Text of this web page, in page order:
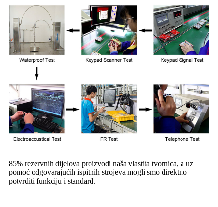
85% rezervnih dijelova proizvodi naša vlastita tvornica, a uz
pomoć odgovarajućih ispitnih strojeva mogli smo direktno
potvrditi funkciju i standard.